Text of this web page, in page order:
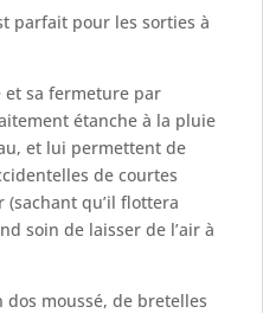
parfait pour les sorties à
et sa fermeture par
étanche à la pluie
et lui permettent de
de courtes
qu’il flottera
soin de laisser de l’air à
dos moussé, de bretelles